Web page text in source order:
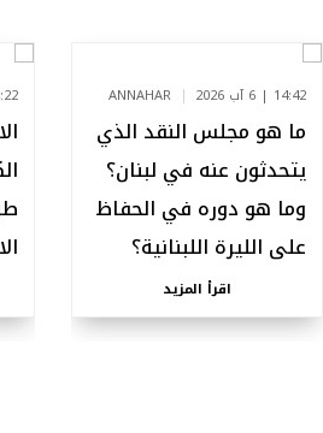
14:42 | 6 آب 2026 ANNAHAR
ما هو مجلس النقد الذي
يتحدثون عنه في لبنان؟
وما هو دوره في الحفاظ
على الليرة اللبنانية؟
اقرأ المزيد
13:22 |